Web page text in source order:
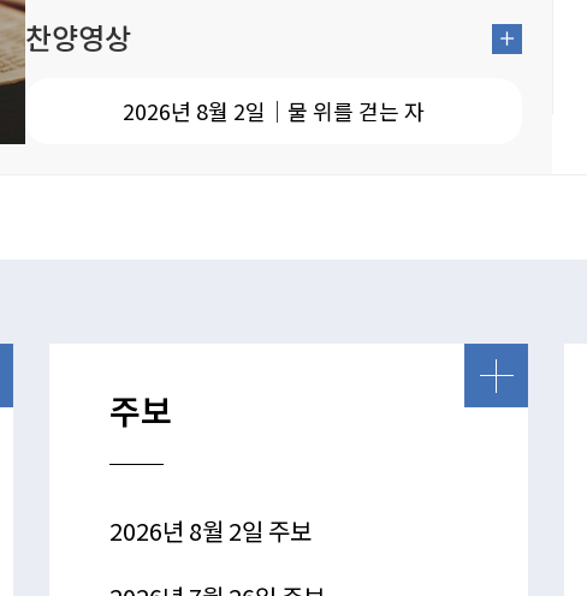
찬양영상
2026년 8월 2일│물 위를 걷는 자
주보
2026년 8월 2일 주보